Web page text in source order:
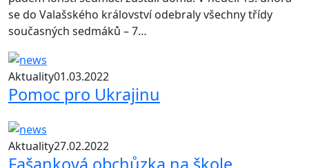
se do Valašského království odebraly všechny třídy
současných sedmáků – 7…
Aktuality01.03.2022
Pomoc pro Ukrajinu
Aktuality27.02.2022